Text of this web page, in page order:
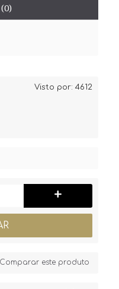
Visto por: 4612
+
Comparar este produto